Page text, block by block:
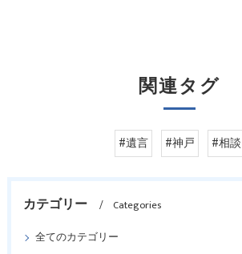
関連タグ
#遺言 #神戸 #相談
カテゴリー
Categories
全てのカテゴリー